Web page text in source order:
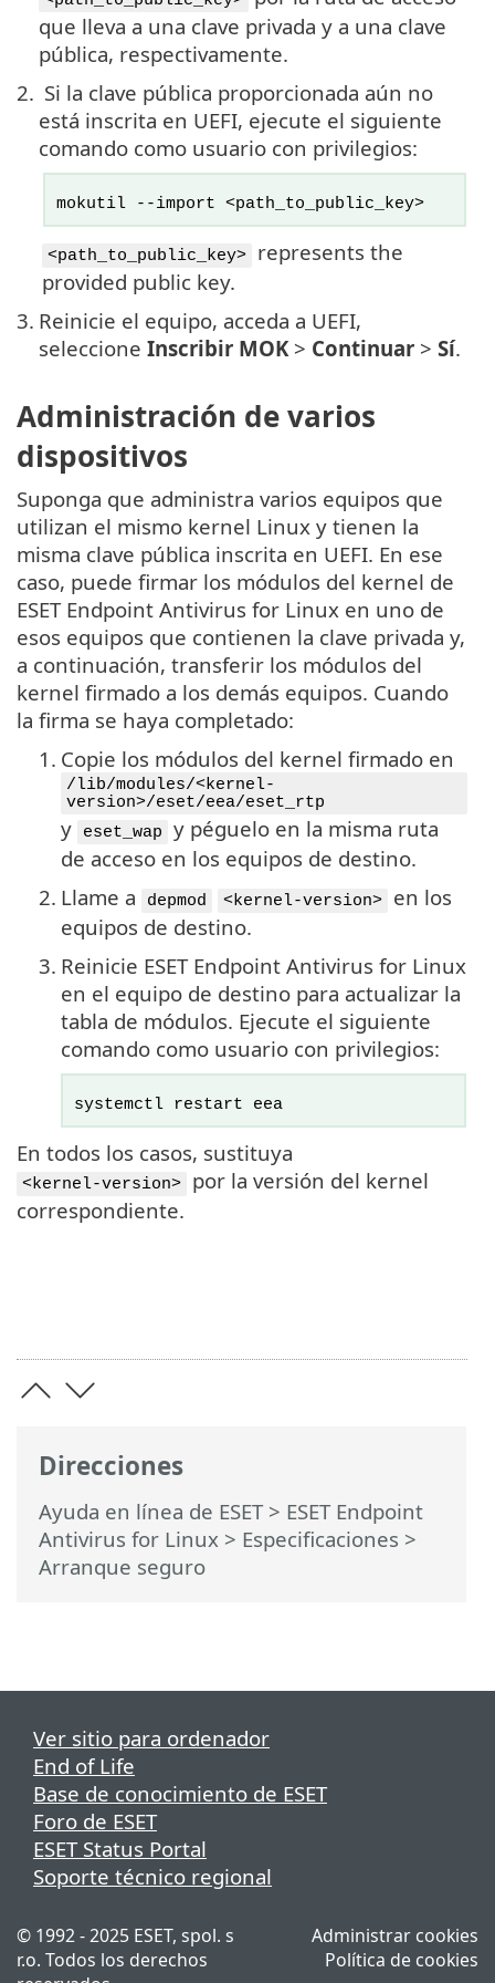
Direcciones
Ayuda en línea de ESET> ESET Endpoint
Antivirus for Linux > Especificaciones >
Arranque seguro
que lleva a una clave privada y a una clave
pública, respectivamente.
2. Si la clave pública proporcionada aún no
está inscrita en UEFI, ejecute el siguiente
comando como usuario con privilegios:
mokutil --import <path_to_public_key>
<path_to_public_key>
represents the
provided public key.
3. Reinicie el equipo, acceda a UEFI,
seleccione Inscribir MOK> Continuar > Sí.
Administración de varios
dispositivos
Suponga que administra varios equipos que
utilizan el mismo kernel Linux y tienen la
misma clave pública inscrita en UEFI. En ese
caso, puede firmar los módulos del kernel de
ESET Endpoint Antivirus for Linux en uno de
esos equipos que contienen la clave privada y,
a continuación, transferir los módulos del
kernel firmado a los demás equipos. Cuando
la firma se haya completado:
1. Copie los módulos del kernel firmado en
/lib/modules/<kernel-
version>/eset/eea/eset_rtp
y eset_wap
y péguelo en la misma ruta
de acceso en los equipos de destino.
2. Llame a depmod <kernel-version>
en los
equipos de destino.
3. Reinicie ESET Endpoint Antivirus for Linux
en el equipo de destino para actualizar la
tabla de módulos. Ejecute el siguiente
comando como usuario con privilegios:
systemctl restart eea
En todos los casos, sustituya
<kernel-version>
por la versión del kernel
correspondiente.
Ver sitio para ordenador
End of Life
Base de conocimiento de ESET
Foro de ESET
ESET Status Portal
Soporte técnico regional
© 1992 - 2025 ESET, spol. s
r.o. Todos los derechos
Administrar cookies
Política de cookies